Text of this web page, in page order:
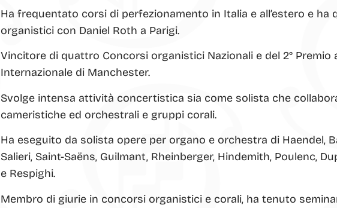
Ha frequentato corsi di perfezionamento in Italia e all’estero e
organistici con Daniel Roth a Parigi.
Vincitore di quattro Concorsi organistici Nazionali e del 2° Premio
Internazionale di Manchester.
Svolge intensa attività concertistica sia come solista che
cameristiche ed orchestrali e gruppi corali.
Ha eseguito da solista opere per organo e orchestra di Haendel,
Salieri, Saint-Saëns, Guilmant, Rheinberger, Hindemith, Poulenc,
e Respighi.
Membro di giurie in concorsi organistici e corali, ha tenuto